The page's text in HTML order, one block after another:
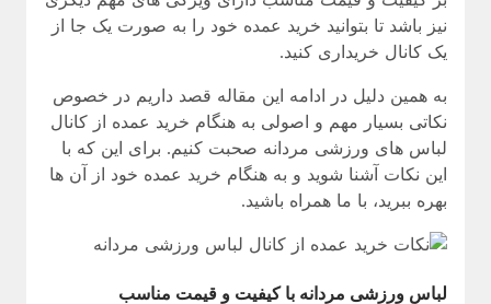
نیز باشد تا بتوانید خرید عمده خود را به صورت یک جا از
یک کانال خریداری کنید.
به همین دلیل در ادامه این مقاله قصد داریم در خصوص
نکاتی بسیار مهم و اصولی به هنگام خرید عمده از کانال
لباس های ورزشی مردانه صحبت کنیم. برای این که با
این نکات آشنا شوید و به هنگام خرید عمده خود از آن ها
بهره ببرید، با ما همراه باشید.
لباس ورزشی مردانه با کیفیت و قیمت مناسب